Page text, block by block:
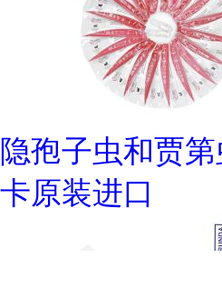
隐孢子虫和贾
卡原装进口